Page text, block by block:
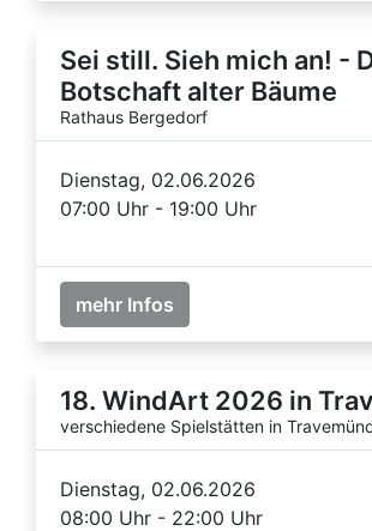
Sei still. Sieh mich an! -
Botschaft alter Bäume
Rathaus Bergedorf
Dienstag, 02.06.2026
07:00 Uhr - 19:00 Uhr
mehr Infos
18. WindArt 2026 in
verschiedene Spielstätten in
Dienstag, 02.06.2026
08:00 Uhr - 22:00 Uhr